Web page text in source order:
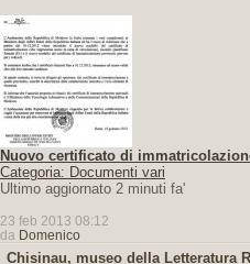
Nuovo certificato di
Categoria: Documenti vari
Ultimo aggiornato 2 minuti fa'
23 feb 2013 08:12
da Domenico
Chisinau, museo della Letteratura